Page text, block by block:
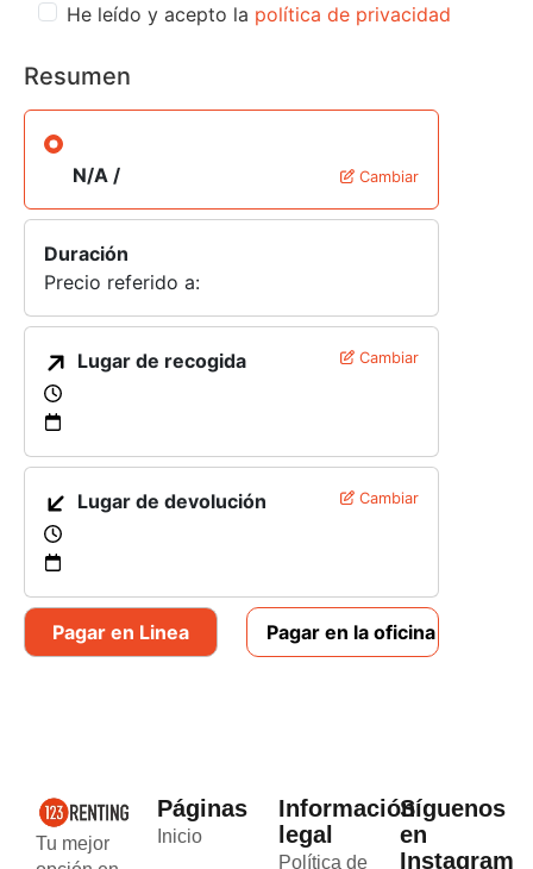
He leído y acepto la política de privacidad
Resumen
N/A / Cambiar
Duración
Precio referido a:
Lugar de recogida Cambiar
Lugar de devolución Cambiar
Pagar en Linea Pagar en la oficina
Tu mejor
Páginas
Inicio
Información
legal
Política de
Síguenos
en
Instagram